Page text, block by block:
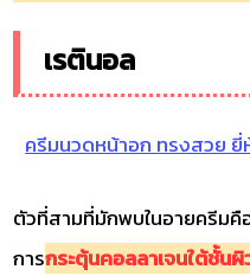
เรตินอล
ครีมนวดหน้าอก ทรงสวย ยี่
ตัวที่สามที่มักพบในอายครีมคื
การกระตุ้นคอลลาเจนใต้ชั้น